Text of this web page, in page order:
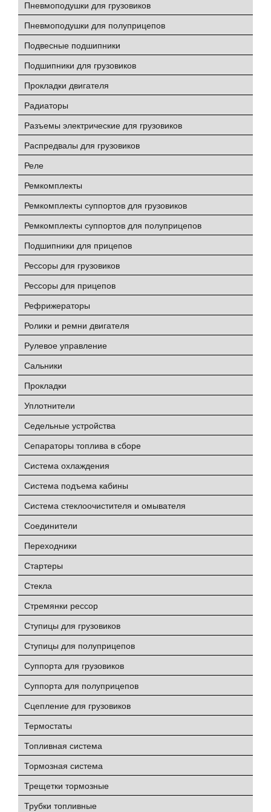
Пневмоподушки для грузовиков
Пневмоподушки для полуприцепов
Подвесные подшипники
Подшипники для грузовиков
Прокладки двигателя
Радиаторы
Разъемы электрические для грузовиков
Распредвалы для грузовиков
Реле
Ремкомплекты
Ремкомплекты суппортов для грузовиков
Ремкомплекты суппортов для полуприцепов
Подшипники для прицепов
Рессоры для грузовиков
Рессоры для прицепов
Рефрижераторы
Ролики и ремни двигателя
Рулевое управление
Сальники
Прокладки
Уплотнители
Седельные устройства
Сепараторы топлива в сборе
Система охлаждения
Система подъема кабины
Система стеклоочистителя и омывателя
Соединители
Переходники
Стартеры
Стекла
Стремянки рессор
Ступицы для грузовиков
Ступицы для полуприцепов
Суппорта для грузовиков
Суппорта для полуприцепов
Сцепление для грузовиков
Термостаты
Топливная система
Тормозная система
Трещетки тормозные
Трубки топливные